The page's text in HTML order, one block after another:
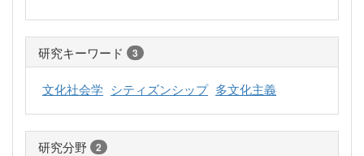
研究キーワード 3
文化社会学 シティズンシップ 多文化主義
研究分野 2